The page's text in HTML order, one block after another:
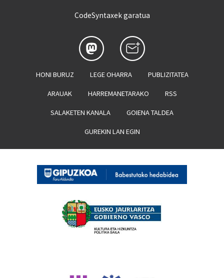
CodeSyntaxek garatua
HONI BURUZ LEGE OHARRA PUBLIZITATEA
ARAUAK HARREMANETARAKO RSS
SALAKETEN KANALA GOIENA TALDEA
GUREKIN LAN EGIN